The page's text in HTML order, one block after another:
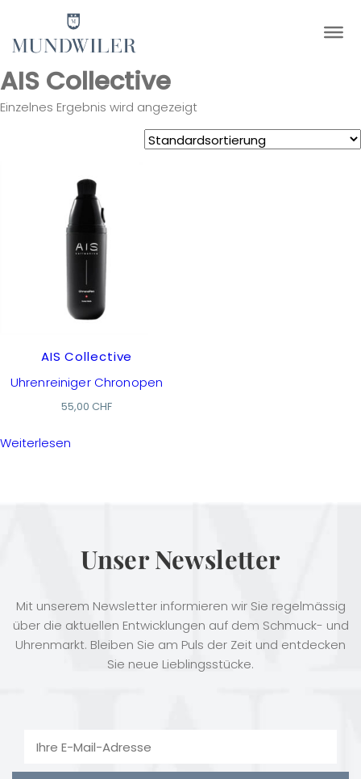
×
AIS Collective
Einzelnes Ergebnis wird angezeigt
AIS Collective
Uhrenreiniger Chronopen
55,00CHF
Weiterlesen
Unser Newsletter
Mit unserem Newsletter informieren wir Sie regelmässig
über die aktuellen Entwicklungen auf dem Schmuck- und
Uhrenmarkt. Bleiben Sie am Puls der Zeit und entdecken
Sie neue Lieblingsstücke.